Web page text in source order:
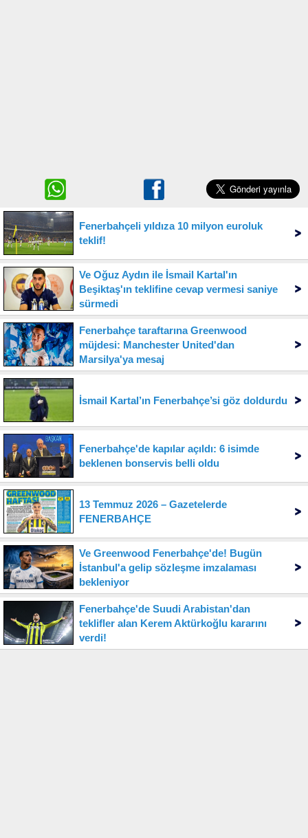
Fenerbahçeli yıldıza 10 milyon euroluk
teklif!
Ve Oğuz Aydın ile İsmail Kartal'ın
Beşiktaş'ın teklifine cevap vermesi saniye
sürmedi
Fenerbahçe taraftarına Greenwood
müjdesi: Manchester United'dan
Marsilya'ya mesaj
İsmail Kartal’ın Fenerbahçe’si göz doldurdu
Fenerbahçe'de kapılar açıldı: 6 isimde
beklenen bonservis belli oldu
13 Temmuz 2026 – Gazetelerde
FENERBAHÇE
Ve Greenwood Fenerbahçe'de! Bugün
İstanbul'a gelip sözleşme imzalaması
bekleniyor
Fenerbahçe'de Suudi Arabistan'dan
teklifler alan Kerem Aktürkoğlu kararını
verdi!